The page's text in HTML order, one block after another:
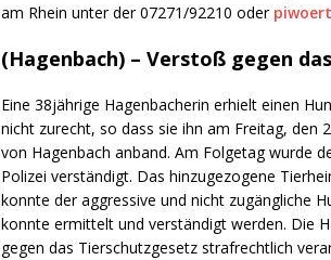
am Rhein unter der 07271/92210 oder
(Hagenbach) – Verstoß gegen
Eine 38jährige Hagenbacherin erhielt einen
nicht zurecht, so dass sie ihn am Freitag, den
von Hagenbach anband. Am Folgetag wurde
Polizei verständigt. Das hinzugezogene
konnte der aggressive und nicht zugängliche
konnte ermittelt und verständigt werden. Die
gegen das Tierschutzgesetz strafrechtlich